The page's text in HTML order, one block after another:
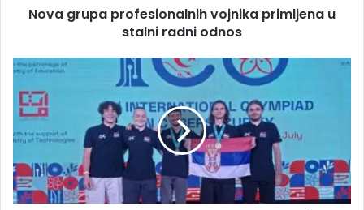
Nova grupa profesionalnih vojnika primljena u
stalni radni odnos